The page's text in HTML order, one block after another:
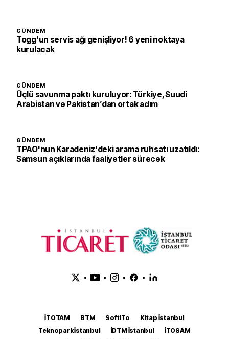
GÜNDEM
Togg'un servis ağı genişliyor! 6 yeni noktaya
kurulacak
GÜNDEM
Üçlü savunma paktı kuruluyor: Türkiye, Suudi
Arabistan ve Pakistan’dan ortak adım
GÜNDEM
TPAO'nun Karadeniz'deki arama ruhsatı uzatıldı:
Samsun açıklarında faaliyetler sürecek
• • • •
İTOTAM BTM SoftITo
Kitap İstanbul
Teknopark İstanbul
İDTM İstanbul
İTOSAM